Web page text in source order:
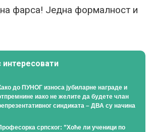
фарса! Једна формалност и
до ПУНОГ износа јубиларне награде и
иако не желите да будете члан
синдиката – ДВА су начина
српског: ”Хоће ли ученици по